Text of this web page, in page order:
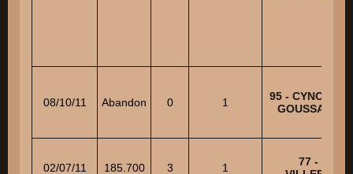
08/10/11 Abandon 0 1
95 - CYNO
02/07/11 185.700 3 1
77 - USM